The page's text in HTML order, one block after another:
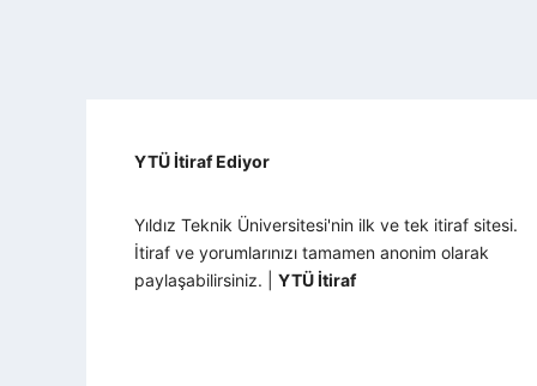
YTÜ İtiraf Ediyor
Yıldız Teknik Üniversitesi'nin ilk ve tek itiraf sitesi.
İtiraf ve yorumlarınızı tamamen anonim olarak
paylaşabilirsiniz. | YTÜ İtiraf